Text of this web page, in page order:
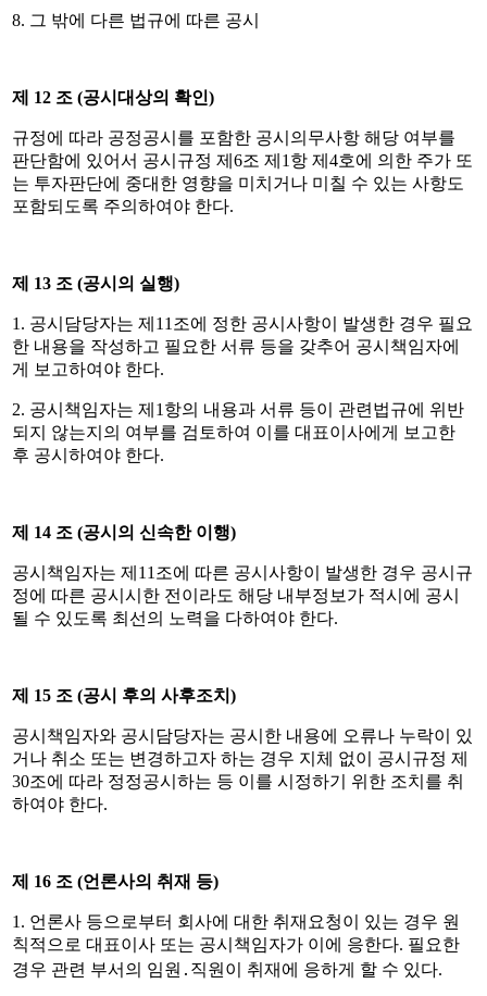
8. 그 밖에 다른 법규에 따른 공시
제 12 조 (공시대상의 확인)
규정에 따라 공정공시를 포함한 공시의무사항 해당 여부를
판단함에 있어서 공시규정 제 6조 제 1 항 제 4호에 의한 주가 또
는 투자판단에 중대한 영향을 미치거나 미칠 수 있는 사항도
포함되도록 주의하여야 한다.
제 13 조 (공시의 실행)
1. 공시담당자는 제 11 조에 정한 공시사항이 발생한 경우 필요
한 내용을 작성하고 필요한 서류 등을 갖추어 공시책임자에
게 보고하여야 한다.
2. 공시책임자는 제 1 항의 내용과 서류 등이 관련법규에 위반
되지 않는지의 여부를 검토하여 이를 대표이사에게 보고한
후 공시하여야 한다.
제 14 조 (공시의 신속한 이행)
공시책임자는 제 11 조에 따른 공시사항이 발생한 경우 공시규
정에 따른 공시시한 전이라도 해당 내부정보가 적시에 공시
될 수 있도록 최선의 노력을 다하여야 한다.
제 15 조 (공시 후의 사후조치 )
공시책임자와 공시담당자는 공시한 내용에 오류나 누락이 있
거나 취소 또는 변경하고자 하는 경우 지체 없이 공시규정 제
30조에 따라 정정공시하는 등 이를 시정하기 위한 조치를 취
하여야 한다.
제 16 조 (언론사의 취재 등)
1. 언론사 등으로부터 회사에 대한 취재요청이 있는 경우 원
칙적으로 대표이사 또는 공시책임자가 이에 응한다. 필요한
경우 관련 부서의 임원 ․ 직원이 취재에 응하게 할 수 있다.